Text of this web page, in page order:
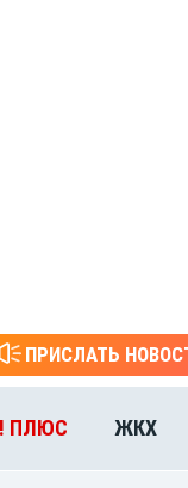
ПРИСЛАТЬ
ПЛЮС ЖКХ